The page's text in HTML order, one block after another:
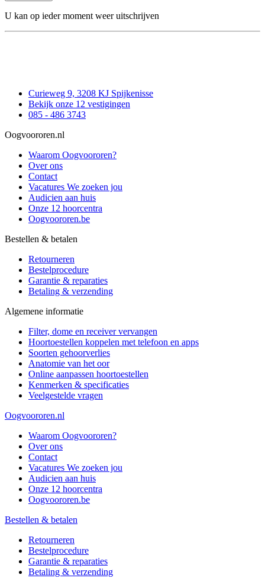
U kan op ieder moment weer uitschrijven
Curieweg 9, 3208 KJ Spijkenisse
Bekijk onze 12 vestigingen
085 - 486 3743
Oogvoororen.nl
Waarom Oogvoororen?
Over ons
Contact
Vacatures We zoeken jou
Audicien aan huis
Onze 12 hoorcentra
Oogvoororen.be
Bestellen & betalen
Retourneren
Bestelprocedure
Garantie & reparaties
Betaling & verzending
Algemene informatie
Filter, dome en receiver vervangen
Hoortoestellen koppelen met telefoon en apps
Soorten gehoorverlies
Anatomie van het oor
Online aanpassen hoortoestellen
Kenmerken & specificaties
Veelgestelde vragen
Oogvoororen.nl
Waarom Oogvoororen?
Over ons
Contact
Vacatures We zoeken jou
Audicien aan huis
Onze 12 hoorcentra
Oogvoororen.be
Bestellen & betalen
Retourneren
Bestelprocedure
Garantie & reparaties
Betaling & verzending